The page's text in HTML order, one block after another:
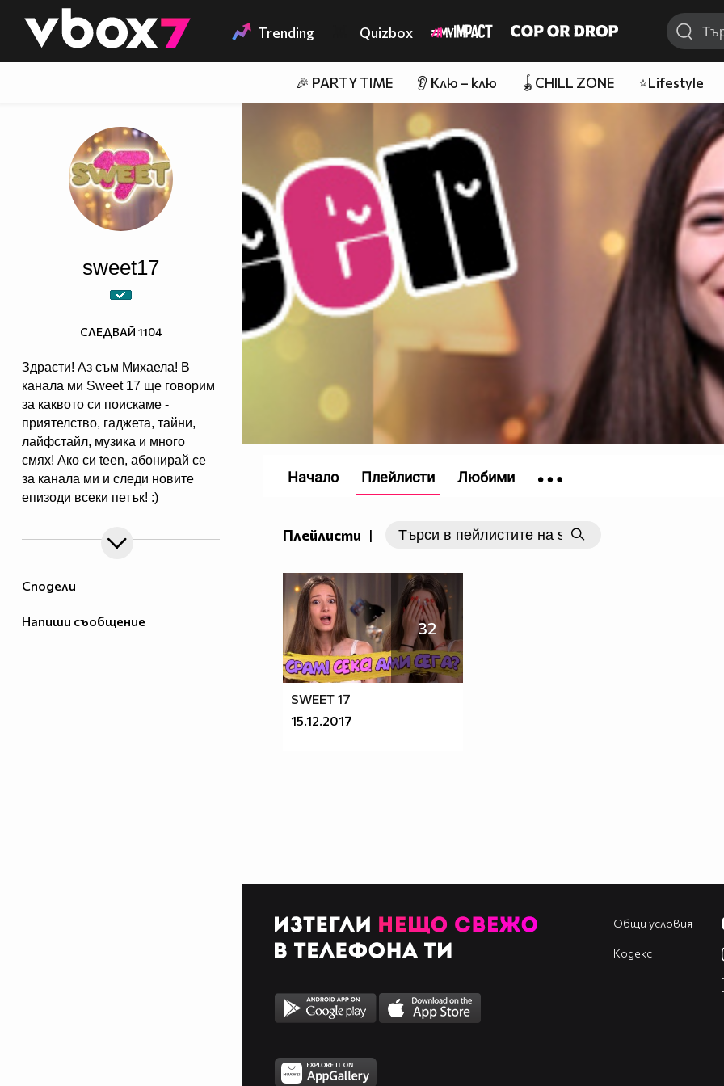
👾 Trending Quizbox
🎉 PARTY TIME 👂 Клю – клю 🪀CHILL ZONE ⭐Lifestyle
Сподели
Напиши съобщение
sweet17
Здрасти! Аз съм Михаела! В
канала ми Sweet 17 ще говорим
за каквото си поискаме -
приятелство, гаджета, тайни,
лайфстайл, музика и много
смях! Ако си teen, абонирай се
за канала ми и следи новите
епизоди всеки петък! :)
СЛЕДВАЙ 1104
Плейлисти |
32
SWEET 17
15.12.2017
Начало Плейлисти Любими
Общи условия
Кодекс